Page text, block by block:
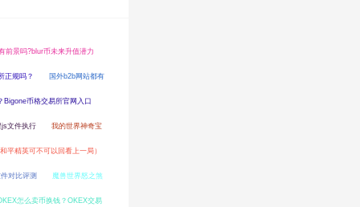
前景吗?blur币未来升值潜力
正规吗？ 国外b2b网站都有
Bigone币格交易所官网入口
文件执行 我的世界神奇宝
平精英可不可以回看上一局）
对比评测 魔兽世界怒之煞
怎么卖币换钱？OKEX交易